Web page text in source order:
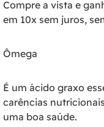
Compre a vista e
em 10x sem juros,
Ômega
É um ácido graxo
carências
uma boa saúde.